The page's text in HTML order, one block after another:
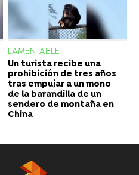
LAMENTABLE
Un turista recibe una
prohibición de tres años
tras empujar a un mono
de la barandilla de un
sendero de montaña en
China